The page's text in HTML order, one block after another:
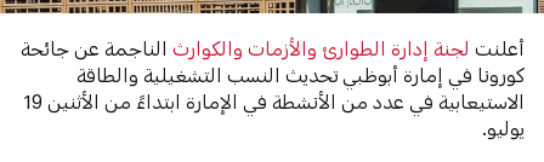
أعلنتلجنة إدارة الطوارئ والأزمات والكوارثالناجمة عن جائحة
كورونا في إمارة أبوظبي تحديث النسب التشغيلية والطاقة
الاستيعابية في عدد من الأنشطة في الإمارة ابتداءً من الأثنين 19
يوليو.